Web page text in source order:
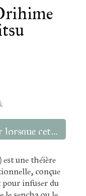
cet article
est une théière
conçue
pour infuser du
le sencha ou le